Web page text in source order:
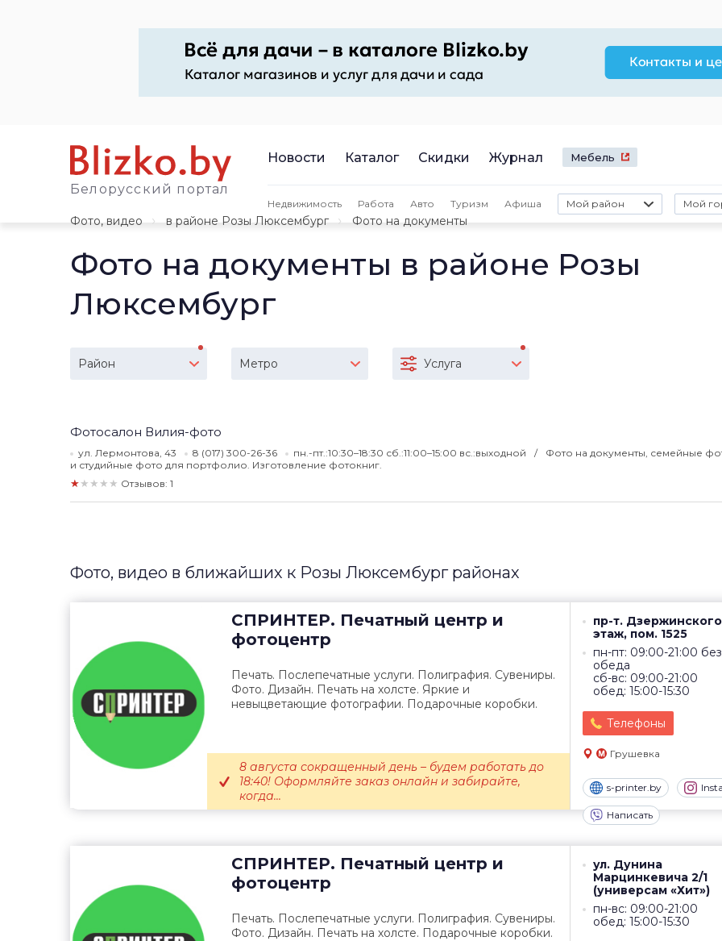
Белорусский портал
Новости Каталог Скидки Журнал Мебель
Недвижимость Работа Авто Туризм Афиша Мой район Мой
Фото, видео в районе Розы Люксембург Фото на документы
Фото на документы в районе Розы
Люксембург
Район Метро Услуга
Фотосалон Вилия-фото
ул. Лермонтова, 43 8 (017) 300-26-36 пн.-пт.:10:30–18:30 сб.:11:00–15:00 вс.:выходной
Фото на документы, семейные
и студийные фото для портфолио. Изготовление фотокниг.
★★★★★ Отзывов: 1
Фото, видео в ближайших к Розы Люксембург районах
СПРИНТЕР. Печатный центр и
фотоцентр
пр-т.
этаж, пом. 1525
пн-пт: 09:00-21:00 без
обеда
сб-вс: 09:00-21:00
обед: 15:00-15:30
Телефоны
Грушевка
s-printer.by
Написать
Печать. Послепечатные услуги. Полиграфия. Сувениры.
Фото. Дизайн. Печать на холсте. Яркие и
невыцветающие фотографии. Подарочные коробки.
8 августа сокращенный день – будем работать до
18:40! Оформляйте заказ онлайн и забирайте,
когда...
СПРИНТЕР. Печатный центр и
фотоцентр
ул. Дунина
Марцинкевича 2/1
(универсам «Хит»)
пн-вс: 09:00-21:00
обед: 15:00-15:30
Печать. Послепечатные услуги. Полиграфия. Сувениры.
Фото. Дизайн. Печать на холсте. Подарочные коробки.